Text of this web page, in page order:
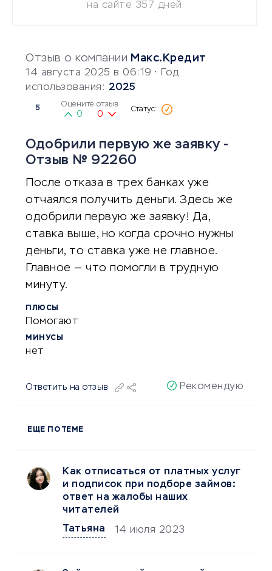
Отзыв о компании Макс.Кредит
14 августа 2025 в 06:19 • Год
использования: 2025
5 Оцените отзыв
0 0
Одобрили первую же заявку -
Отзыв № 92260
После отказа в трех банках уже
отчаялся получить деньги. Здесь же
одобрили первую же заявку! Да,
ставка выше, но когда срочно нужны
деньги, то ставка уже не главное.
Главное — что помогли в трудную
минуту.
ПЛЮСЫ
Помогают
МИНУСЫ
нет
Ответить на отзыв Рекомендую
ЕЩЕ ПО ТЕМЕ
Как отписаться от платных услуг
и подписок при подборе займов:
ответ на жалобы наших
читателей
Татьяна
14 июля 2023
на сайте 357 дней